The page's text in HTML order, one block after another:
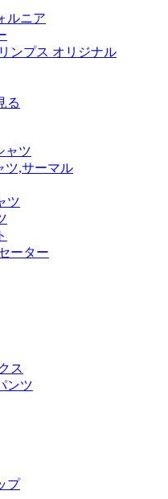
ルニア
ンプス オリジナル
る
ャツ
ツ,サーマル
ツ
ーター
ス
ンツ
プ